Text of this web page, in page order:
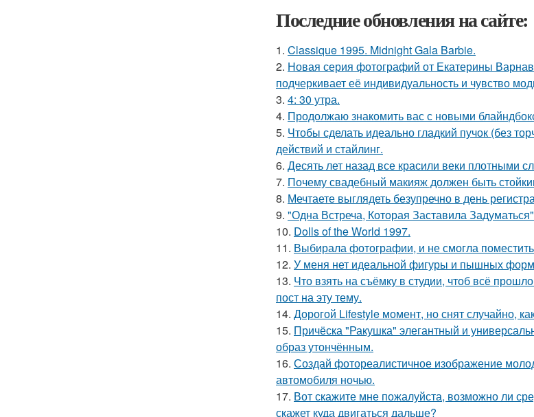
Последние обновления на сайте:
1. Classique 1995. Midnight Gala Barbie.
2. Новая серия фотографий от Екатерины
подчеркивает её индивидуальность и чувство
3. 4: 30 утра.
4. Продолжаю знакомить вас с новыми
5. Чтобы сделать идеально гладкий пучок (без
действий и стайлинг.
6. Десять лет назад все красили веки плотными
7. Почему свадебный макияж должен быть
8. Мечтаете выглядеть безупречно в день
9. "Одна Встреча, Которая Заставила
10. Dolls of the World 1997.
11. Выбирала фотографии, и не смогла
12. У меня нет идеальной фигуры и пышных
13. Что взять на съёмку в студии, чтоб всё
пост на эту тему.
14. Дорогой Lifestyle момент, но снят случайно,
15. Причёска "Ракушка" элегантный и
образ утончённым.
16. Создай фотореалистичное изображение
автомобиля ночью.
17. Вот скажите мне пожалуйста, возможно ли
скажет куда двигаться дальше?